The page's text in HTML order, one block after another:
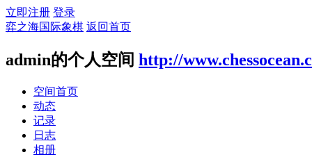
立即注册 登录
弈之海国际象棋 返回首页
admin的个人空间 http://
空间首页
动态
记录
日志
相册